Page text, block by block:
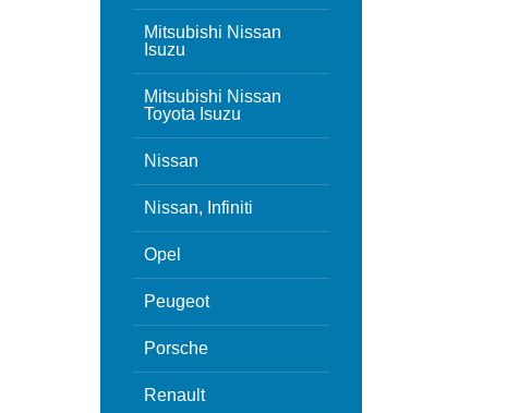
Mitsubishi Nissan
Isuzu
Mitsubishi Nissan
Toyota Isuzu
Nissan
Nissan, Infiniti
Opel
Peugeot
Porsche
Renault